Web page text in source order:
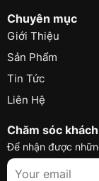
Chuyên mục
Giới Thiệu
Sản Phẩm
Tin Tức
Liên Hệ
Chăm sóc
Để nhận được